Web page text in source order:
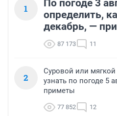
1
По погоде 3
определить,
декабрь, —
87 173 11
2
Суровой или
узнать по погоде 5
приметы
77 852 12